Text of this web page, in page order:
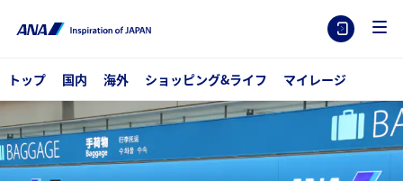
トップ 国内 海外 ショッピング&ライフ マイレージ